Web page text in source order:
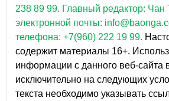
238 89 99. Главный редактор: Чан
электронной почты:
телефона: +7(960) 222 19 99.
содержит материалы 16+.
информации с данного веб-сайта
исключительно на следующих
текста необходимо указывать